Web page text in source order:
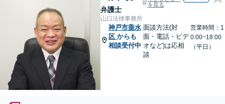
弁護士
を見る
山口法律事務所
神戸市垂水
区 からも
相談受付中
面談方法(対
面・電話・ビデ
オなど)は応相
談
営業時間：1
0:00~18:00
（平日）